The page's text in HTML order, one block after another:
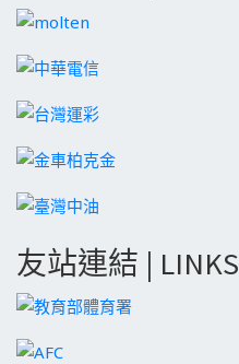
友站連結 | LINKS